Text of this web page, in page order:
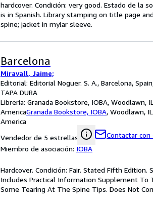
hardcover. Condición: very good. Estado de la
is in Spanish. Library stamping on title page
spine; jacket in mylar sleeve.
Barcelona
Miravall, Jaime;
Editorial: Editorial Noguer. S. A., Barcelona,
TAPA DURA
Librería: Granada Bookstore, IOBA, Woodlawn,
AmericaGranada Bookstore, IOBA, Woodlawn,
America
Vendedor de 5 estrellas
Contactar
Miembro de asociación: IOBA
Hardcover. Condición: Fair. Stated Fifth
Includes Practical Information Supplement To
Some Tearing At The Spine Tips. Does Not